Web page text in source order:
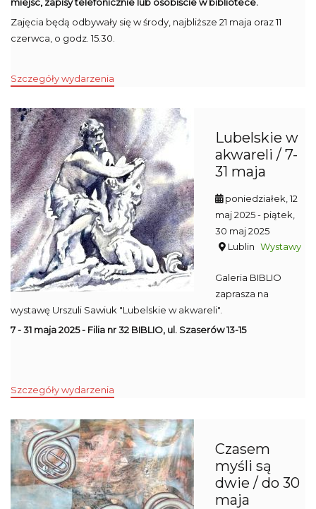
Zajęcia będą odbywały się w środy, najbliższe 21 maja oraz 11
czerwca, o godz. 15.30.
Szczegóły wydarzenia
Lubelskie w
akwareli / 7-
31 maja
poniedziałek, 12
maj 2025- piątek,
30 maj 2025
Lublin Wystawy
Galeria BIBLIO
zaprasza na
wystawę Urszuli Sawiuk "Lubelskie w akwareli".
7 - 31 maja 2025 - Filia nr 32 BIBLIO, ul. Szaserów 13-15
Szczegóły wydarzenia
Czasem
myśli są
dwie / do 30
maja